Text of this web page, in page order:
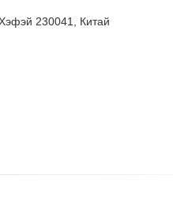
230041, Китай